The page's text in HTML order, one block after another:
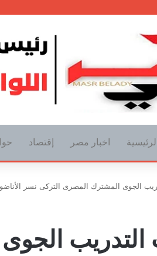
اخبار مصر إقتصاد
الجوى المشترك المصرى التركى نسر الأناضول 2026 بدولة
التدريب